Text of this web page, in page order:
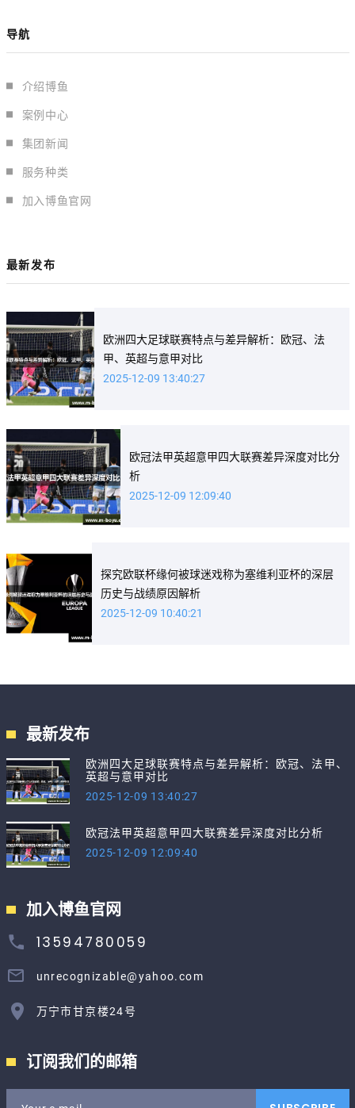
导航
介绍博鱼
案例中心
集团新闻
服务种类
加入博鱼官网
最新发布
欧洲四大足球联赛特点与差异解析：欧冠、法
甲、英超与意甲对比
2025-12-09 13:40:27
欧冠法甲英超意甲四大联赛差异深度对比分
析
2025-12-09 12:09:40
探究欧联杯缘何被球迷戏称为塞维利亚杯的深层
历史与战绩原因解析
2025-12-09 10:40:21
最新发布
欧洲四大足球联赛特点与差异解析：欧冠、法甲、
英超与意甲对比
2025-12-09 13:40:27
欧冠法甲英超意甲四大联赛差异深度对比分析
2025-12-09 12:09:40
加入博鱼官网
13594780059
unrecognizable@yahoo.com
万宁市甘京楼24号
订阅我们的邮箱